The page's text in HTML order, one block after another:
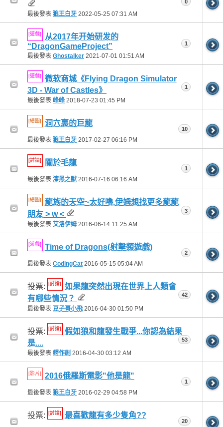
最後發表 狼王白牙 2022-05-25 07:31 AM
0
[遊戲]
从2017年开始研发的
“DragonGameProject”
最後發表 Ghostalker 2021-07-01 01:51 AM
1
[遊戲]
微软商城《Flying Dragon Simulator
3D - War of Castles》
最後發表 峰峰 2018-07-23 01:45 PM
1
[繪圖] 洞穴裏的巨龍
最後發表 狼王白牙 2017-02-27 06:16 PM
10
[討論] 關於毛龍
最後發表 漆黑之獸 2016-07-16 06:16 AM
1
[繪圖]
龍族的天空~太好嚕,伊姆想找更多龍龍
朋友 > w <
最後發表 艾洛伊姆 2016-06-14 11:25 AM
3
[遊戲] Time of Dragons(射擊類遊戲)
最後發表 CodingCat 2016-05-15 05:04 AM
2
投票: [討論]
如果龍突然出現在世界上人類會
有哪些情況？
最後發表 豆子哥小飛 2016-04-30 01:50 PM
42
投票: [討論]
假如狼和龍發生戰爭...你認為結果
是....
最後發表 鳄作剧 2016-04-30 03:12 AM
53
[影片] 2016俄羅斯電影"他是龍"
最後發表 狼王白牙 2016-02-29 04:58 PM
1
投票: [討論] 最喜歡龍有多少隻角??
20